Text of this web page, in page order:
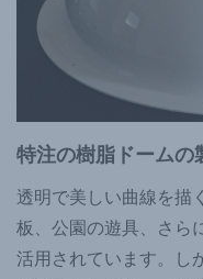
特注の樹脂ドームの
透明で美しい曲線を描
板、公園の遊具、さら
活用されています。し